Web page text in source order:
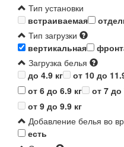
Тип установки
встраиваемая
Тип загрузки
вертикальная
Загрузка белья
до 4.9 кг
от 10 до
от 6 до 6.9 кг
от 7 до
от 9 до 9.9 кг
Добавление белья во
есть